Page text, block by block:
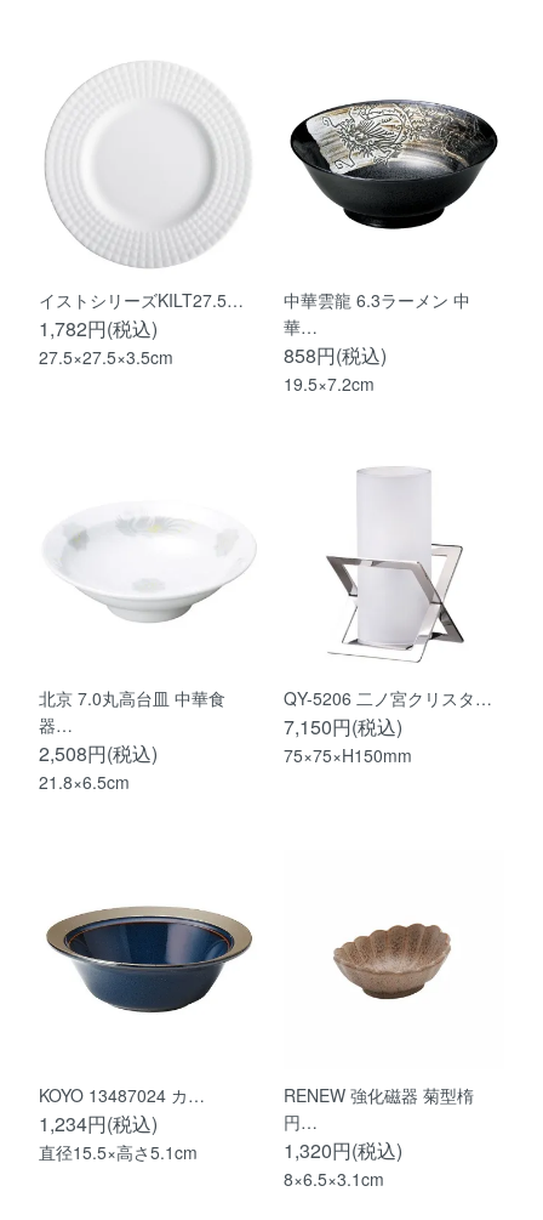
イストシリーズKILT27.5…
1,782円(税込)
27.5×27.5×3.5cm
中華雲龍 6.3ラーメン 中
華…
858円(税込)
19.5×7.2cm
北京 7.0丸高台皿 中華食
器…
2,508円(税込)
21.8×6.5cm
QY-5206 二ノ宮クリスタ…
7,150円(税込)
75×75×H150mm
KOYO 13487024 カ…
1,234円(税込)
直径15.5×高さ5.1cm
RENEW 強化磁器 菊型楕
円…
1,320円(税込)
8×6.5×3.1cm